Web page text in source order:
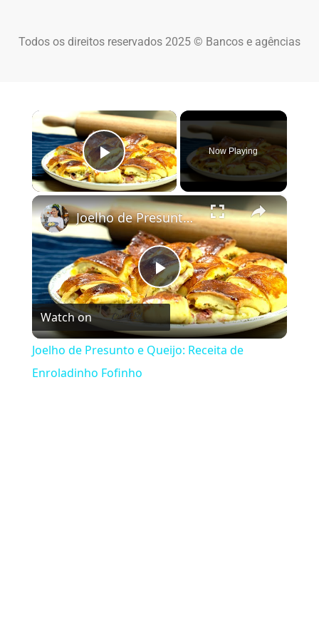
Todos os direitos reservados 2025 © Bancos e agências
×
Play Video
Now Playing
×
Play Video
Joelho de Presunto e Queijo: Receita de Enroladinho Fofinho
Watch on
Joelho de Presunto e Queijo: Receita de
Enroladinho Fofinho